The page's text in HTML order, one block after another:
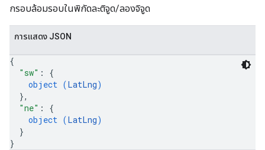
กรอบล้อมรอบในพิกัดละติจูด/ลองจิจูด
การแสดง JSON
{
"sw" : {
object (LatLng)
},
"ne" : {
object (LatLng)
}
}